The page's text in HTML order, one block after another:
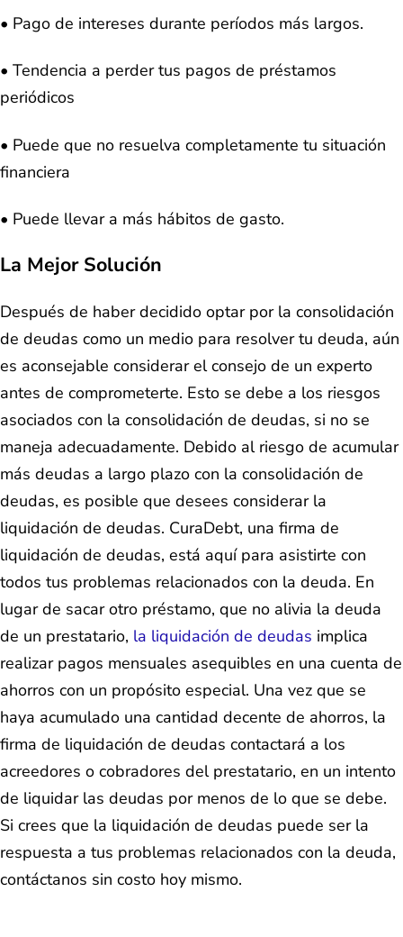
• Pago de intereses durante períodos más largos.
• Tendencia a perder tus pagos de préstamos
periódicos
• Puede que no resuelva completamente tu situación
financiera
• Puede llevar a más hábitos de gasto.
La Mejor Solución
Después de haber decidido optar por la consolidación
de deudas como un medio para resolver tu deuda, aún
es aconsejable considerar el consejo de un experto
antes de comprometerte. Esto se debe a los riesgos
asociados con la consolidación de deudas, si no se
maneja adecuadamente. Debido al riesgo de acumular
más deudas a largo plazo con la consolidación de
deudas, es posible que desees considerar la
liquidación de deudas. CuraDebt, una firma de
liquidación de deudas, está aquí para asistirte con
todos tus problemas relacionados con la deuda. En
lugar de sacar otro préstamo, que no alivia la deuda
de un prestatario, la liquidación de deudas implica
realizar pagos mensuales asequibles en una cuenta de
ahorros con un propósito especial. Una vez que se
haya acumulado una cantidad decente de ahorros, la
firma de liquidación de deudas contactará a los
acreedores o cobradores del prestatario, en un intento
de liquidar las deudas por menos de lo que se debe.
Si crees que la liquidación de deudas puede ser la
respuesta a tus problemas relacionados con la deuda,
contáctanos sin costo hoy mismo.